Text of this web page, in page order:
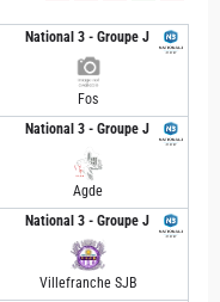
National 3 - Groupe J
Fos
National 3 - Groupe J
Agde
National 3 - Groupe J
Villefranche SJB